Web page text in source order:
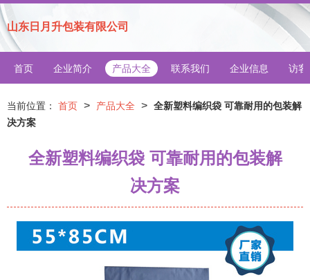
山东日月升包装有限公司
首页 企业简介 产品大全 联系我们 企业信息 访客
当前位置： 首页 > 产品大全 > 全新塑料编织袋 可靠耐用的包装解
决方案
全新塑料编织袋 可靠耐用的包装解
决方案